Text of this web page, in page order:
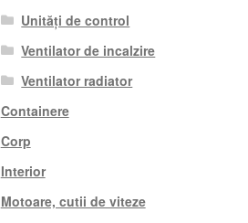
Unități de control
Ventilator de incalzire
Ventilator radiator
Containere
Corp
Interior
Motoare, cutii de viteze